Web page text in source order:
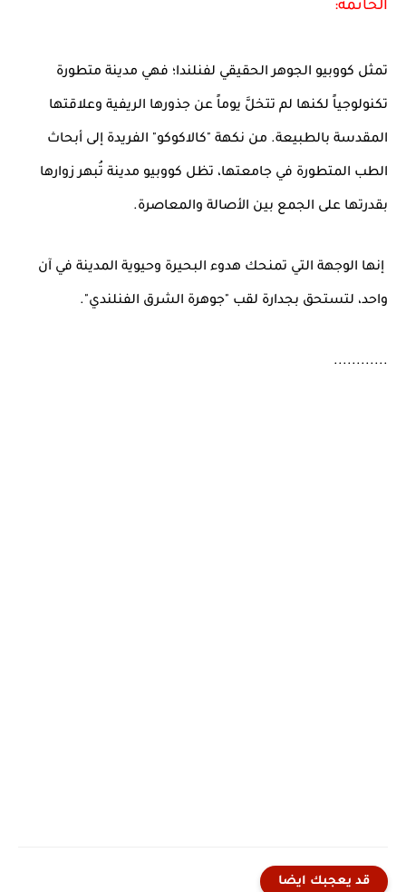
الخاتمة:
تمثل كووبيو الجوهر الحقيقي لفنلندا؛ فهي مدينة متطورة
تكنولوجياً لكنها لم تتخلَّ يوماً عن جذورها الريفية وعلاقتها
المقدسة بالطبيعة. من نكهة "كالاكوكو" الفريدة إلى أبحاث
الطب المتطورة في جامعتها، تظل كووبيو مدينة تُبهر زوارها
بقدرتها على الجمع بين الأصالة والمعاصرة.
إنها الوجهة التي تمنحك هدوء البحيرة وحيوية المدينة في آن
واحد، لتستحق بجدارة لقب "جوهرة الشرق الفنلندي".
............
قد يعجبك ايضا